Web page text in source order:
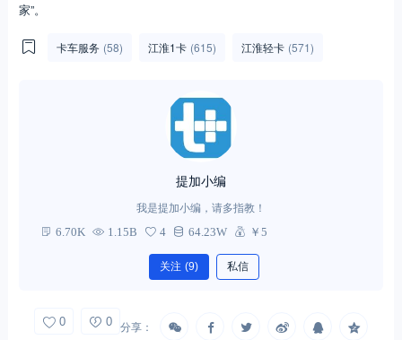
家”。
卡车服务 (58) 江淮1卡 (615) 江淮轻卡 (571)
提加小编
我是提加小编，请多指教！
6.70K 1.15B 4 64.23W ￥5
关注 (9) 私信
0 0 分享：